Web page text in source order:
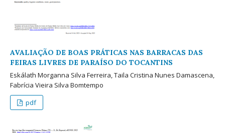
AVALIAÇÃO DE BOAS PRÁTICAS NAS BARRACAS DAS
FEIRAS LIVRES DE PARAÍSO DO TOCANTINS
Eskálath Morganna Silva Ferreira, Taila Cristina Nunes Damascena,
Fabrícia Vieira Silva Bomtempo
pdf